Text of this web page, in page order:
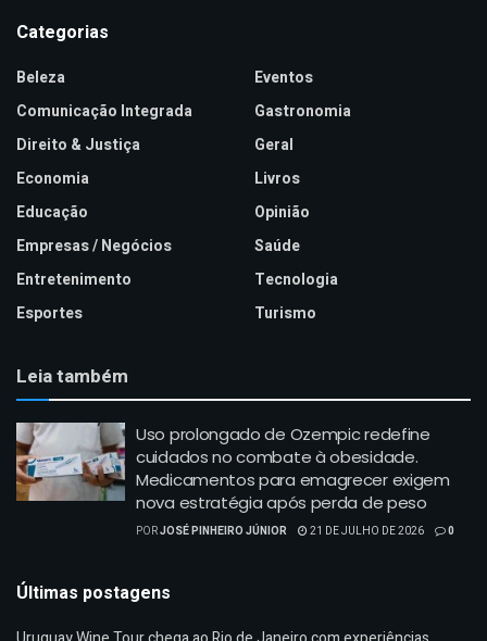
Categorias
Beleza
Comunicação Integrada
Direito & Justiça
Economia
Educação
Empresas / Negócios
Entretenimento
Esportes
Eventos
Gastronomia
Geral
Livros
Opinião
Saúde
Tecnologia
Turismo
Leia também
Uso prolongado de Ozempic redefine
cuidados no combate à obesidade.
Medicamentos para emagrecer exigem
nova estratégia após perda de peso
PORJOSÉ PINHEIRO JÚNIOR 21 DE JULHO DE 2026 0
Últimas postagens